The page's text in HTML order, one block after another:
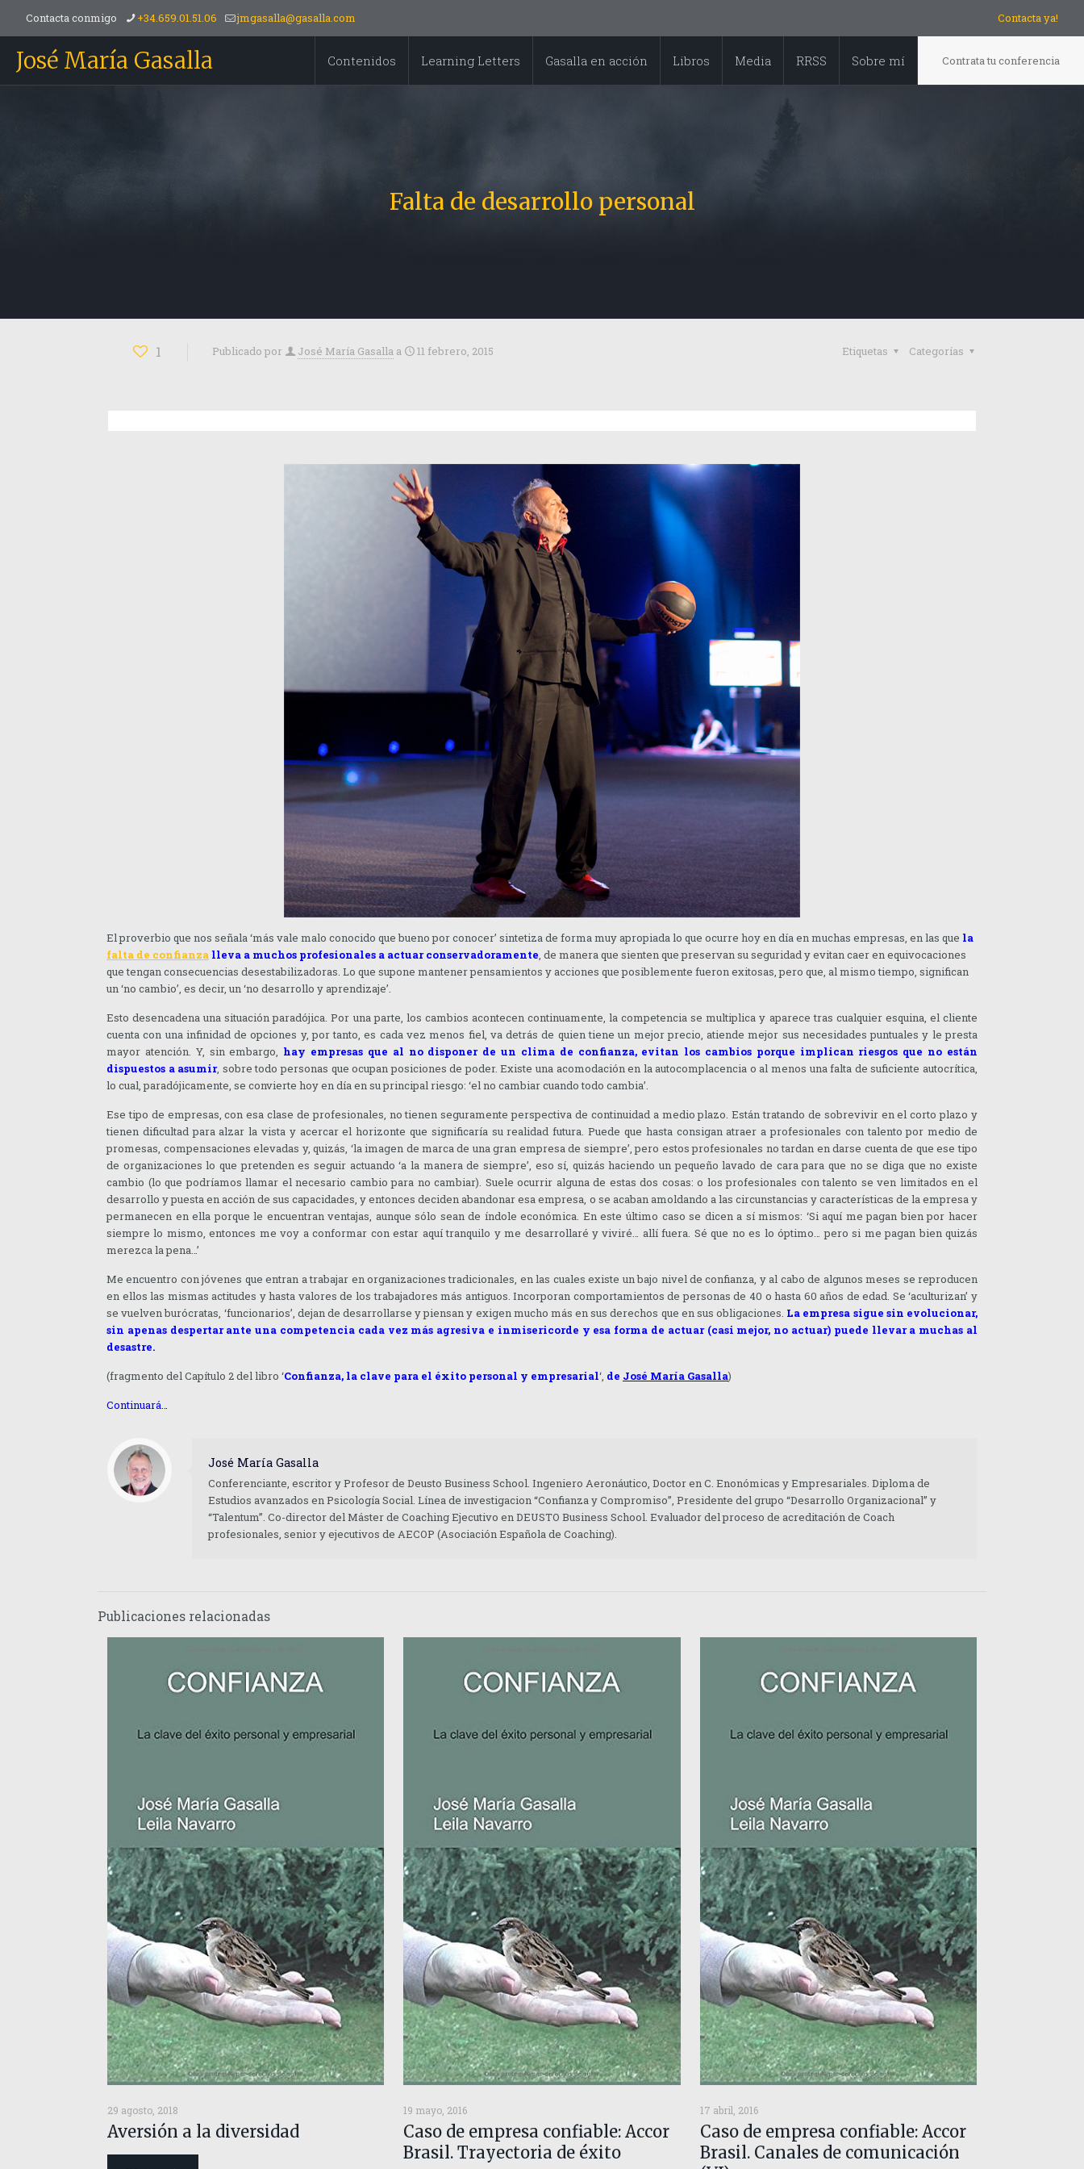
Contacta conmigo +34.659.01.51.06 jmgasalla@gasalla.com Contacta ya!
José María Gasalla Contenidos Learning Letters Gasalla en acción Libros Media RRSS Sobre mí Contrata tu conferencia
Falta de desarrollo personal
1 Publicado por José María Gasalla a 11 febrero, 2015 Categorías
Etiquetas
El proverbio que nos señala ‘más vale malo conocido que bueno por conocer’ sintetiza de forma muy apropiada lo que ocurre hoy en día en muchas empresas, en las que la
falta de confianza lleva a muchos profesionales a actuar conservadoramente, de manera que sienten que preservan su seguridad y evitan caer en equivocaciones
que tengan consecuencias desestabilizadoras. Lo que supone mantener pensamientos y acciones que posiblemente fueron exitosas, pero que, al mismo tiempo, significan
un ‘no cambio’, es decir, un ‘no desarrollo y aprendizaje’.
Esto desencadena una situación paradójica. Por una parte, los cambios acontecen continuamente, la competencia se multiplica y aparece tras cualquier esquina, el cliente
cuenta con una infinidad de opciones y, por tanto, es cada vez menos fiel, va detrás de quien tiene un mejor precio, atiende mejor sus necesidades puntuales y le presta
mayor atención. Y, sin embargo, hay empresas que al no disponer de un clima de confianza, evitan los cambios porque implican riesgos que no están
dispuestos a asumir, sobre todo personas que ocupan posiciones de poder. Existe una acomodación en la autocomplacencia o al menos una falta de suficiente autocrítica,
lo cual, paradójicamente, se convierte hoy en día en su principal riesgo: ‘el no cambiar cuando todo cambia’.
Ese tipo de empresas, con esa clase de profesionales, no tienen seguramente perspectiva de continuidad a medio plazo. Están tratando de sobrevivir en el corto plazo y
tienen dificultad para alzar la vista y acercar el horizonte que significaría su realidad futura. Puede que hasta consigan atraer a profesionales con talento por medio de
promesas, compensaciones elevadas y, quizás, ‘la imagen de marca de una gran empresa de siempre’, pero estos profesionales no tardan en darse cuenta de que ese tipo
de organizaciones lo que pretenden es seguir actuando ‘a la manera de siempre’, eso sí, quizás haciendo un pequeño lavado de cara para que no se diga que no existe
cambio (lo que podríamos llamar el necesario cambio para no cambiar). Suele ocurrir alguna de estas dos cosas: o los profesionales con talento se ven limitados en el
desarrollo y puesta en acción de sus capacidades, y entonces deciden abandonar esa empresa, o se acaban amoldando a las circunstancias y características de la empresa y
permanecen en ella porque le encuentran ventajas, aunque sólo sean de índole económica. En este último caso se dicen a sí mismos: ‘Si aquí me pagan bien por hacer
siempre lo mismo, entonces me voy a conformar con estar aquí tranquilo y me desarrollaré y viviré… allí fuera. Sé que no es lo óptimo… pero si me pagan bien quizás
merezca la pena…’
Me encuentro con jóvenes que entran a trabajar en organizaciones tradicionales, en las cuales existe un bajo nivel de confianza, y al cabo de algunos meses se reproducen
en ellos las mismas actitudes y hasta valores de los trabajadores más antiguos. Incorporan comportamientos de personas de 40 o hasta 60 años de edad. Se ‘aculturizan’ y
se vuelven burócratas, ‘funcionarios’, dejan de desarrollarse y piensan y exigen mucho más en sus derechos que en sus obligaciones. La empresa sigue sin evolucionar,
sin apenas despertar ante una competencia cada vez más agresiva e inmisericorde y esa forma de actuar (casi mejor, no actuar) puede llevar a muchas al
desastre.
(fragmento del Capítulo 2 del libro ‘Confianza, la clave para el éxito personal y empresarial‘, de José María Gasalla)
Continuará…
José María Gasalla
Conferenciante, escritor y Profesor de Deusto Business School. Ingeniero Aeronáutico, Doctor en C. Enonómicas y Empresariales. Diploma de
Estudios avanzados en Psicología Social. Línea de investigacion “Confianza y Compromiso”, Presidente del grupo “Desarrollo Organizacional” y
“Talentum”. Co-director del Máster de Coaching Ejecutivo en DEUSTO Business School. Evaluador del proceso de acreditación de Coach
profesionales, senior y ejecutivos de AECOP (Asociación Española de Coaching).
Publicaciones relacionadas
29 agosto, 2018
Aversión a la diversidad
19 mayo, 2016
Caso de empresa confiable: Accor
Brasil. Trayectoria de éxito
17 abril, 2016
Caso de empresa confiable: Accor
Brasil. Canales de comunicación